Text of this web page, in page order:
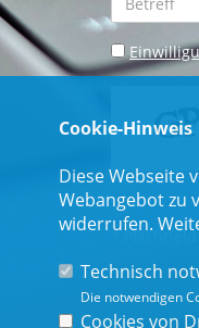
* Pflichtfeld
Cookie-Hinweis
Diese Webseite
Webangebot zu
widerrufen.
Technisch
Die notwendigen
Cookies von